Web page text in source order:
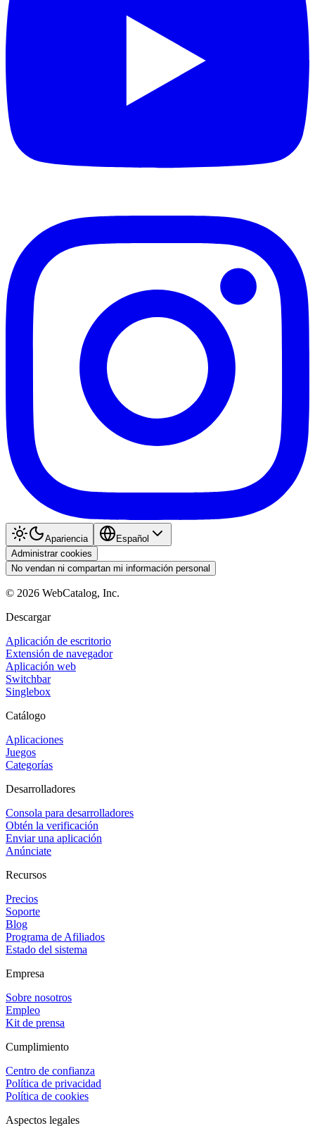
Apariencia
Español
Administrar cookies
No vendan ni compartan mi información personal
© 2026 WebCatalog, Inc.
Descargar
Aplicación de escritorio
Extensión de navegador
Aplicación web
Switchbar
Singlebox
Catálogo
Aplicaciones
Juegos
Categorías
Desarrolladores
Consola para desarrolladores
Obtén la verificación
Enviar una aplicación
Anúnciate
Recursos
Precios
Soporte
Blog
Programa de Afiliados
Estado del sistema
Empresa
Sobre nosotros
Empleo
Kit de prensa
Cumplimiento
Centro de confianza
Política de privacidad
Política de cookies
Aspectos legales